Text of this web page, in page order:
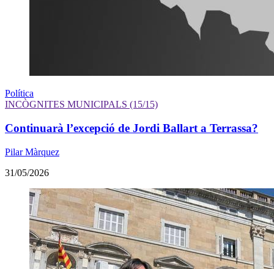
Política
INCÒGNITES MUNICIPALS (15/15)
Continuarà l’excepció de Jordi Ballart a Terrassa?
Pilar Màrquez
31/05/2026